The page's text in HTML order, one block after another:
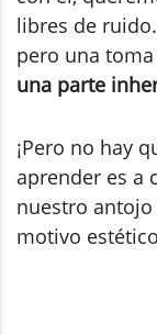
libres de
pero una
una parte
¡Pero no hay
aprender es a
nuestro
motivo